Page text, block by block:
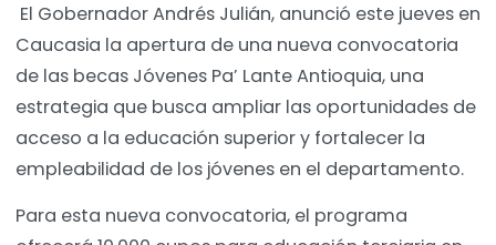
El Gobernador Andrés Julián, anunció este jueves en
Caucasia la apertura de una nueva convocatoria
de las becas Jóvenes Pa’ Lante Antioquia, una
estrategia que busca ampliar las oportunidades de
acceso a la educación superior y fortalecer la
empleabilidad de los jóvenes en el departamento.
Para esta nueva convocatoria, el programa